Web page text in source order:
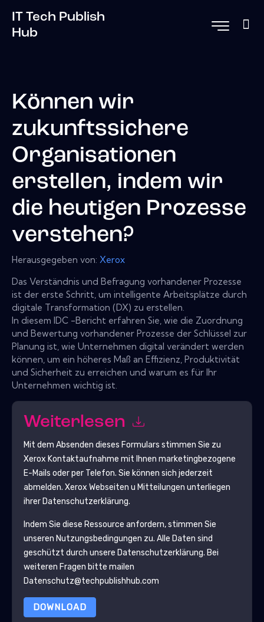
IT Tech Publish
Hub
Können wir
zukunftssichere
Organisationen
erstellen, indem wir
die heutigen Prozesse
verstehen?
Herausgegeben von: Xerox
Das Verständnis und Befragung vorhandener Prozesse
ist der erste Schritt, um intelligente Arbeitsplätze durch
digitale Transformation (DX) zu erstellen.
In diesem IDC -Bericht erfahren Sie, wie die Zuordnung
und Bewertung vorhandener Prozesse der Schlüssel zur
Planung ist, wie Unternehmen digital verändert werden
können, um ein höheres Maß an Effizienz, Produktivität
und Sicherheit zu erreichen und warum es für Ihr
Unternehmen wichtig ist.
Weiterlesen
Mit dem Absenden dieses Formulars stimmen Sie zu
Xerox Kontaktaufnahme mit Ihnen marketingbezogene
E-Mails oder per Telefon. Sie können sich jederzeit
abmelden. Xerox Webseiten u Mitteilungen unterliegen
ihrer Datenschutzerklärung.
Indem Sie diese Ressource anfordern, stimmen Sie
unseren Nutzungsbedingungen zu. Alle Daten sind
geschützt durch unsere Datenschutzerklärung. Bei
weiteren Fragen bitte mailen
Datenschutz@techpublishhub.com
DOWNLOAD